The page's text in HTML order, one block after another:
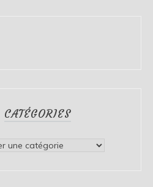
CATÉGORIES